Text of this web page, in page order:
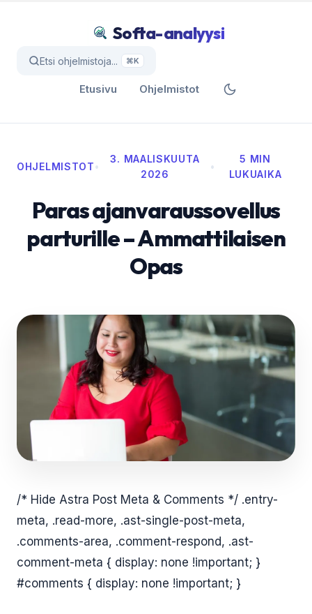
Softa-analyysi
Etsi ohjelmistoja... ⌘K
Etusivu Ohjelmistot
OHJELMISTOT•
3. MAALISKUUTA
2026
•
5 MIN
LUKUAIKA
Paras ajanvaraussovellus
parturille – Ammattilaisen
Opas
/* Hide Astra Post Meta & Comments */ .entry-
meta, .read-more, .ast-single-post-meta,
.comments-area, .comment-respond, .ast-
comment-meta { display: none !important; }
#comments { display: none !important; }